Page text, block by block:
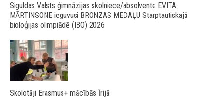
Siguldas Valsts ģimnāzijas skolniece/absolvente EVITA
MĀRTINSONE ieguvusi BRONZAS MEDAĻU Starptautiskajā
bioloģijas olimpiādē (IBO) 2026
Skolotāji Erasmus+ mācībās Īrijā